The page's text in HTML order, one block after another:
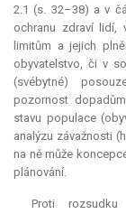
2.1 (s. 32–38) a v
ochranu zdraví lidí,
limitům a jejich
obyvatelstvo, či v
(svébytné)
pozornost
stavu populace
analýzu závažnosti
na ně může
plánování.
Proti